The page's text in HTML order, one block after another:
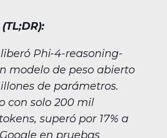
Phi-4-reasoning-
modelo de peso abierto
de parámetros.
con solo 200 mil
superó por 17% a
en pruebas